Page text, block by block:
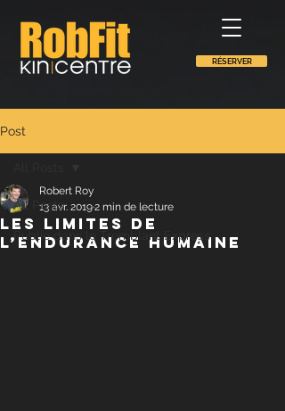
RÉSERVER
Post
All Posts
Publié dans le Tremblant Express
Les limites de
l’endurance humaine
Robert Roy
13 avr. 20192 min de lecture